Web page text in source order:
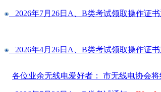
2026年7月26日A、B类考试领取操作证书
2026年4月26日A、B类考试领取操作证书
各位业余无线电爱好者： 市无线电协会